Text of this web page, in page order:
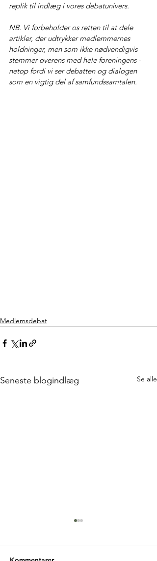
replik til indlæg i vores debatunivers.
NB. Vi forbeholder os retten til at dele
artikler, der udtrykker medlemmernes
holdninger, men som ikke nødvendigvis
stemmer overens med hele foreningens -
netop fordi vi ser debatten og dialogen
som en vigtig del af samfundssamtalen.
Medlemsdebat
Seneste blogindlæg Se alle